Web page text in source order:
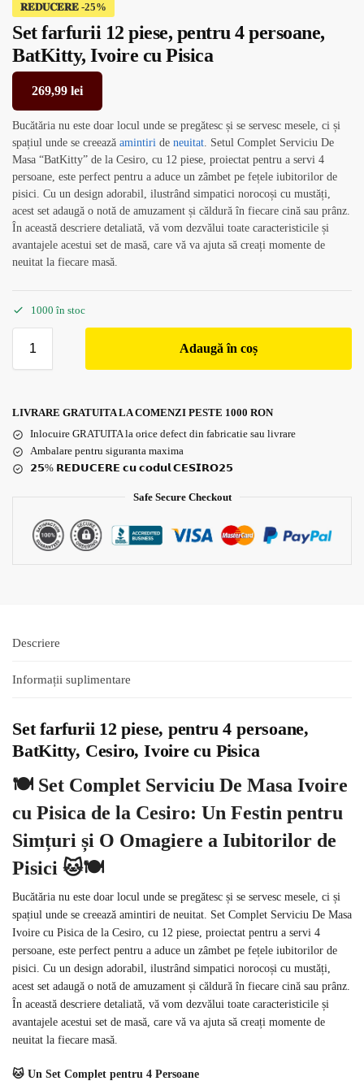
𝐑𝐄𝐃𝐔𝐂𝐄𝐑𝐄
Set farfurii 12 piese, pentru 4 persoane,
BatKitty, Ivoire cu Pisica
269,99 lei
Bucătăria nu este doar locul unde se pregătesc și se servesc mesele, ci și
spațiul unde se creează amintiri de neuitat . Setul Complet Serviciu De
Masa “BatKitty” de la Cesiro, cu 12 piese, proiectat pentru a servi 4
persoane, este perfect pentru a aduce un zâmbet pe fețele iubitorilor de
pisici. Cu un design adorabil, ilustrând simpatici norocoși cu mustăți,
acest set adaugă o notă de amuzament și căldură în fiecare cină sau prânz.
În această descriere detaliată, vă vom dezvălui toate caracteristicile și
avantajele acestui set de masă, care vă va ajuta să creați momente de
neuitat la fiecare masă.
1000 în stoc
Adaugă în coș
LIVRARE GRATUITA LA COMENZI PESTE 1000 RON
Inlocuire GRATUITA la orice defect din fabricatie sau livrare
Ambalare pentru siguranta maxima
𝟮𝟱% 𝗥𝗘𝗗𝗨𝗖𝗘𝗥𝗘 𝗰𝘂 𝗰𝗼𝗱𝘂𝗹 𝗖𝗘𝗦𝗜𝗥𝗢𝟮𝟱
Safe Secure Checkout
Descriere
Informații suplimentare
Set farfurii 12 piese, pentru 4 persoane,
BatKitty, Cesiro, Ivoire cu Pisica
🍽️ Set Complet Serviciu De Masa Ivoire
cu Pisica de la Cesiro: Un Festin pentru
Simțuri și O Omagiere a Iubitorilor de
Pisici 🐱🍽️
Bucătăria nu este doar locul unde se pregătesc și se servesc mesele, ci și
spațiul unde se creează amintiri de neuitat. Set Complet Serviciu De Masa
Ivoire cu Pisica de la Cesiro, cu 12 piese, proiectat pentru a servi 4
persoane, este perfect pentru a aduce un zâmbet pe fețele iubitorilor de
pisici. Cu un design adorabil, ilustrând simpatici norocoși cu mustăți,
acest set adaugă o notă de amuzament și căldură în fiecare cină sau prânz.
În această descriere detaliată, vă vom dezvălui toate caracteristicile și
avantajele acestui set de masă, care vă va ajuta să creați momente de
neuitat la fiecare masă.
🐱 Un Set Complet pentru 4 Persoane